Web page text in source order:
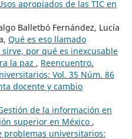
apropiados de las TIC en
Balletbó Fernández, Lucía
Qué es eso llamado
por qué es inexcusable
la paz , Reencuentro.
Vol. 35 Núm. 86
docente y cambio
de la información en
superior en México ,
problemas universitarios: